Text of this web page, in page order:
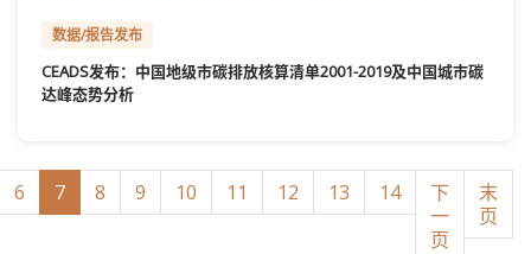
数据/报告发布
CEADS发布：中国地级市碳排放核算清单2001-2019及中国城市碳
达峰态势分析
6 7 8 9 10 11 12 13 14
下
一
页
末
页